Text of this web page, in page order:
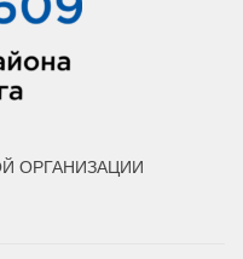
ОРГАНИЗАЦИИ